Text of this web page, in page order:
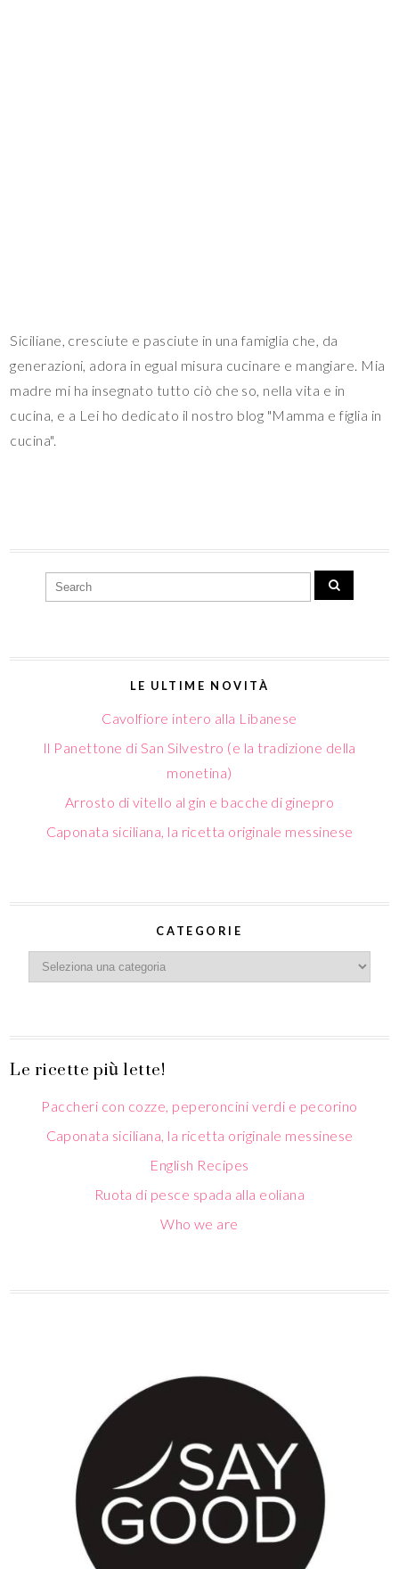
Siciliane, cresciute e pasciute in una famiglia che, da
generazioni, adora in egual misura cucinare e mangiare. Mia
madre mi ha insegnato tutto ciò che so, nella vita e in
cucina, e a Lei ho dedicato il nostro blog "Mamma e figlia in
cucina".
LE ULTIME NOVITÀ
Cavolfiore intero alla Libanese
Il Panettone di San Silvestro (e la tradizione della
monetina)
Arrosto di vitello al gin e bacche di ginepro
Caponata siciliana, la ricetta originale messinese
CATEGORIE
Le ricette più lette!
Paccheri con cozze, peperoncini verdi e pecorino
Caponata siciliana, la ricetta originale messinese
English Recipes
Ruota di pesce spada alla eoliana
Who we are